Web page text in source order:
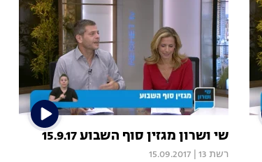
שי ושרון מגזין סוף השבוע 15.9.17
רשת 13 15.09.2017